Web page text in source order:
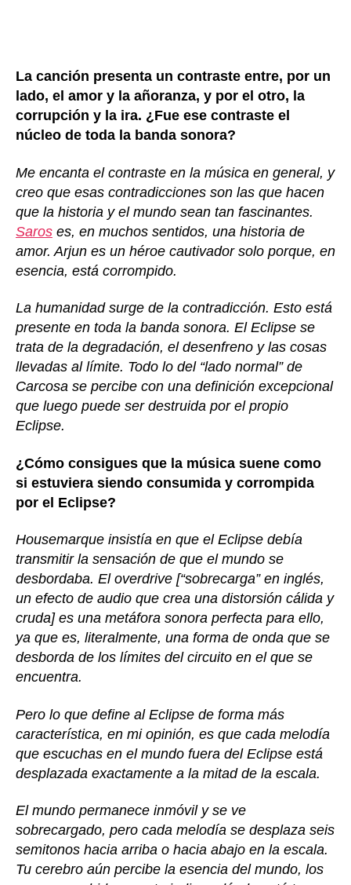
La canción presenta un contraste entre, por un
lado, el amor y la añoranza, y por el otro, la
corrupción y la ira. ¿Fue ese contraste el
núcleo de toda la banda sonora?
Me encanta el contraste en la música en general, y
creo que esas contradicciones son las que hacen
que la historia y el mundo sean tan fascinantes.
Saros es, en muchos sentidos, una historia de
amor. Arjun es un héroe cautivador solo porque, en
esencia, está corrompido.
La humanidad surge de la contradicción. Esto está
presente en toda la banda sonora. El Eclipse se
trata de la degradación, el desenfreno y las cosas
llevadas al límite. Todo lo del “lado normal” de
Carcosa se percibe con una definición excepcional
que luego puede ser destruida por el propio
Eclipse.
¿Cómo consigues que la música suene como
si estuviera siendo consumida y corrompida
por el Eclipse?
Housemarque insistía en que el Eclipse debía
transmitir la sensación de que el mundo se
desbordaba. El overdrive [“sobrecarga” en inglés,
un efecto de audio que crea una distorsión cálida y
cruda] es una metáfora sonora perfecta para ello,
ya que es, literalmente, una forma de onda que se
desborda de los límites del circuito en el que se
encuentra.
Pero lo que define al Eclipse de forma más
característica, en mi opinión, es que cada melodía
que escuchas en el mundo fuera del Eclipse está
desplazada exactamente a la mitad de la escala.
El mundo permanece inmóvil y se ve
sobrecargado, pero cada melodía se desplaza seis
semitonos hacia arriba o hacia abajo en la escala.
Tu cerebro aún percibe la esencia del mundo, los